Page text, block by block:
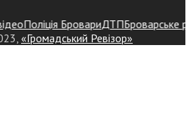
Поліція БровариДТПБроварське
«Громадський Ревізор»